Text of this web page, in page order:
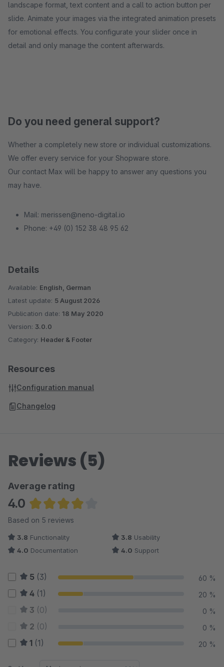
landscape format, text content and a call to action button per
slide. Animate your images via the integrated animation presets
for emotional effects. You configurate your slider once in
detail and only manage the content afterwards.
Do you need general support?
Whether a completely new store or individual customizations.
We offer every service for your Shopware store.
Our contact Max will be happy to answer any questions you
may have.
Mail: merissen@neno-digital.io
Phone: +49 (0) 152 38 48 95 62
Details
Available: English, German
Latest update: 5 August 2026
Publication date: 18 May 2020
Version: 3.0.0
Category: Header & Footer
Resources
Configuration manual
Changelog
Reviews (5)
Average rating
4.0
Average rating of 4 out of 5 stars
Based on 5 reviews
3.8 Functionality 3.8 Usability
4.0 Documentation 4.0 Support
5 (3) 60 %
4 (1) 20 %
3 (0) 0 %
2 (0) 0 %
1 (1) 20 %